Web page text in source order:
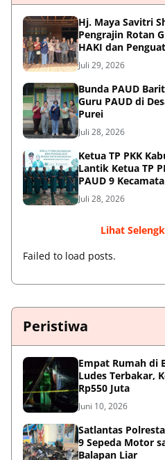
Hj. Maya Savitri
Pengrajin Rotan
HAKI dan
Kearifan Lokal
Juli 29, 2026
Bunda PAUD
Guru PAUD di
Purei
Juli 28, 2026
Ketua TP PKK
Lantik Ketua TP
PAUD 9
Juli 28, 2026
Lihat
Failed to load posts.
Peristiwa
Empat Rumah di
Ludes Terbakar,
Rp550 Juta
Juni 10, 2026
Satlantas
9 Sepeda Motor
Balapan Liar